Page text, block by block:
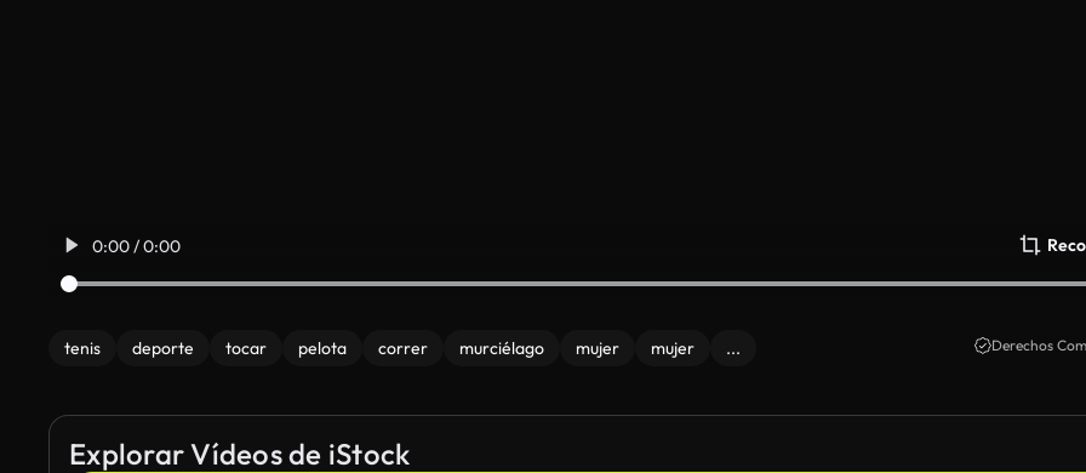
0:00 / 0:00
tenis deporte tocar pelota correr murciélago mujer mujer ... Derechos
Explorar Vídeos de iStock